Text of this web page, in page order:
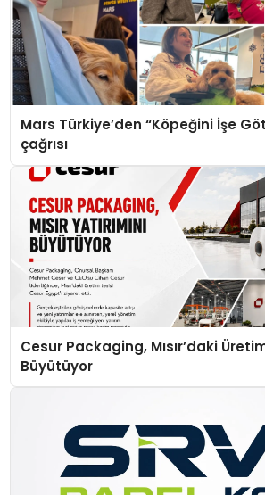
Mars Türkiye’den “Köpeğini İşe
çağrısı
Cesur Packaging, Mısır’daki
Büyütüyor